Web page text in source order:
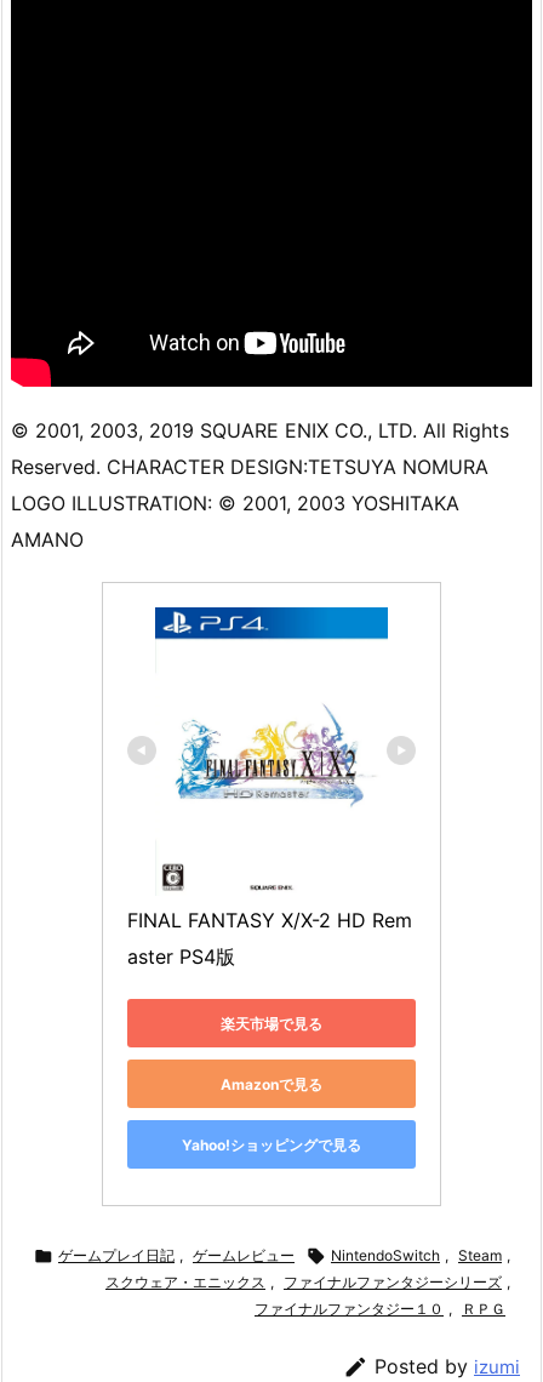
© 2001, 2003, 2019 SQUARE ENIX CO., LTD. All Rights
Reserved. CHARACTER DESIGN:TETSUYA NOMURA
LOGO ILLUSTRATION: © 2001, 2003 YOSHITAKA
AMANO
FINAL FANTASY X/X-2 HD Rem
aster PS4版
楽天市場で見る
Amazonで見る
Yahoo!ショッピングで見る
 ゲームプレイ日記 , ゲームレビュー  NintendoSwitch , Steam ,
スクウェア・エニックス , ファイナルファンタジーシリーズ ,
ファイナルファンタジー１０ , ＲＰＧ
 Posted by izumi